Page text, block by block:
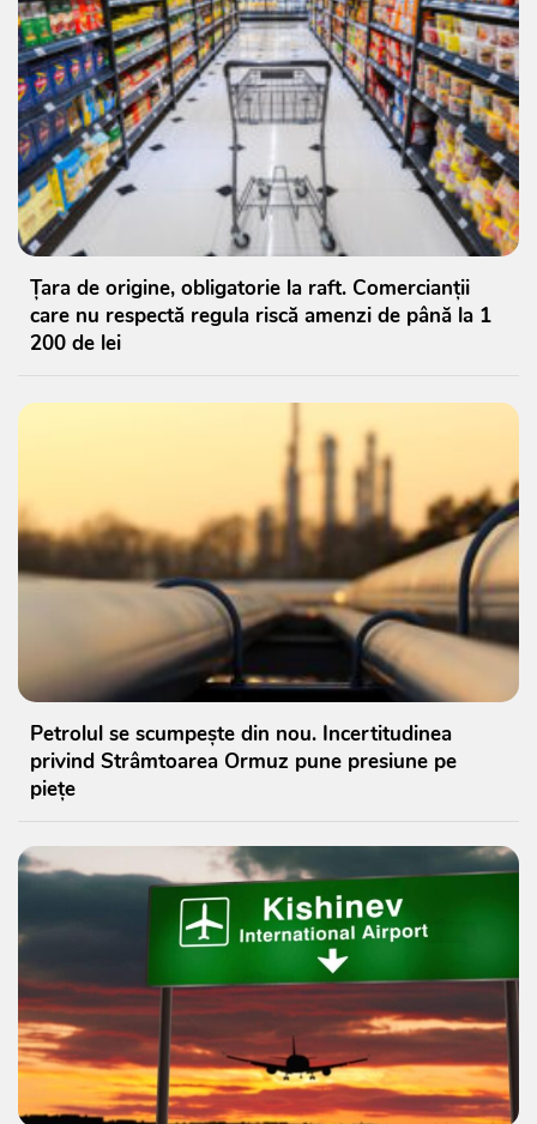
Țara de origine, obligatorie la raft. Comercianții
care nu respectă regula riscă amenzi de până la 1
200 de lei
Petrolul se scumpește din nou. Incertitudinea
privind Strâmtoarea Ormuz pune presiune pe
piețe